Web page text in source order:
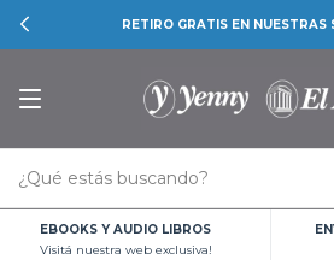
RETIRO GRATIS EN NUESTRAS
EBOOKS Y AUDIO LIBROS
Visitá nuestra web exclusiva!